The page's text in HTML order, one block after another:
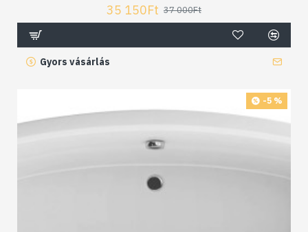
35 150Ft 37 000Ft
Gyors vásárlás
-5 %